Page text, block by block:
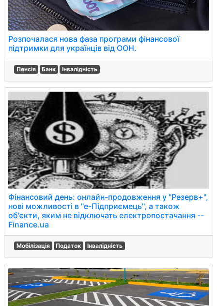
Розпочалася нова фаза програми фінансової
підтримки для українців від ООН.
Пенсія Банк Інвалідність
Фінансовий день: онлайн-продовження у "Резерв+",
нові можливості в "е-Підприємець", а також
об'єкти, яким не відключать електропостачання --
Finance.ua
Мобілізація Податок Інвалідність